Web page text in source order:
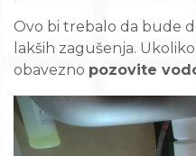
Ovo bi trebalo da bude
lakših zagušenja.
obavezno pozovite